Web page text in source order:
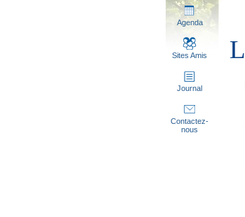
Agenda
Sites Amis
Journal
Contactez-
nous
L